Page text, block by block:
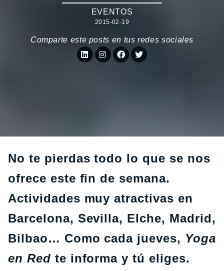
EVENTOS
2015-02-19
Comparte este posts en tus redes sociales
No te pierdas todo lo que se nos
ofrece este fin de semana.
Actividades muy atractivas en
Barcelona, Sevilla, Elche, Madrid,
Bilbao… Como cada jueves, Yoga
en Red te informa y tú eliges.